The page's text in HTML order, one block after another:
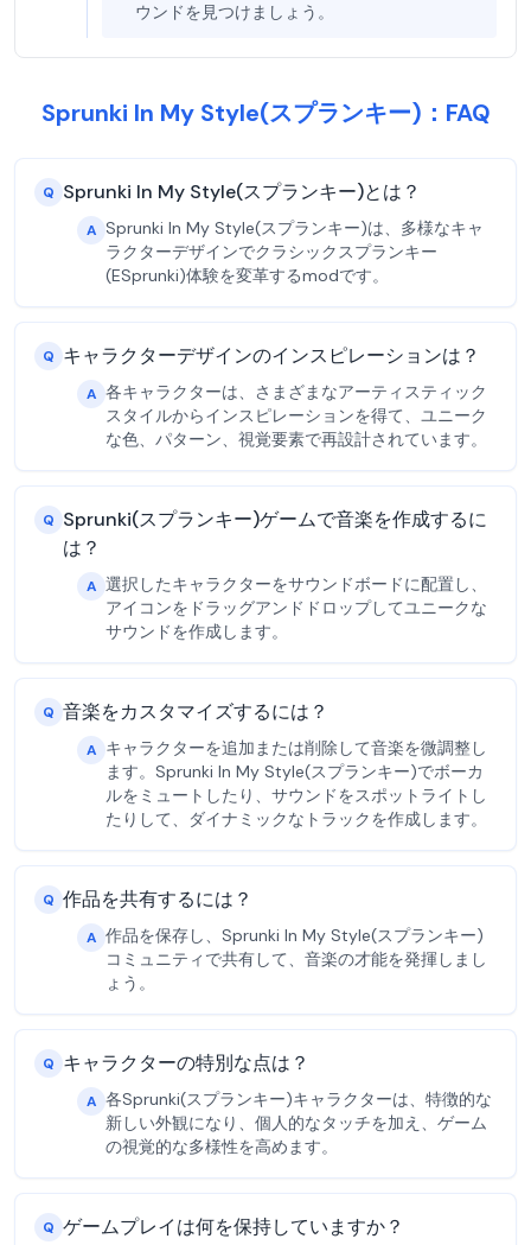
ウンドを見つけましょう。
Sprunki In My Style(スプランキー)：FAQ
Q Sprunki In My Style(スプランキー)とは？
A Sprunki In My Style(スプランキー)は、多様なキャ
ラクターデザインでクラシックスプランキー
(ESprunki)体験を変革するmodです。
Q キャラクターデザインのインスピレーションは？
A 各キャラクターは、さまざまなアーティスティック
スタイルからインスピレーションを得て、ユニーク
な色、パターン、視覚要素で再設計されています。
Q Sprunki(スプランキー)ゲームで音楽を作成するに
は？
A 選択したキャラクターをサウンドボードに配置し、
アイコンをドラッグアンドドロップしてユニークな
サウンドを作成します。
Q 音楽をカスタマイズするには？
A キャラクターを追加または削除して音楽を微調整し
ます。Sprunki In My Style(スプランキー)でボーカ
ルをミュートしたり、サウンドをスポットライトし
たりして、ダイナミックなトラックを作成します。
Q 作品を共有するには？
A 作品を保存し、Sprunki In My Style(スプランキー)
コミュニティで共有して、音楽の才能を発揮しまし
ょう。
Q キャラクターの特別な点は？
A 各Sprunki(スプランキー)キャラクターは、特徴的な
新しい外観になり、個人的なタッチを加え、ゲーム
の視覚的な多様性を高めます。
Q ゲームプレイは何を保持していますか？